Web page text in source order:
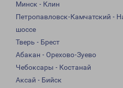
Минск - Клин
Петропавловск-Камчатский -
шоссе
Тверь - Брест
Абакан - Орехово-Зуево
Чебоксары - Костанай
Аксай - Бийск